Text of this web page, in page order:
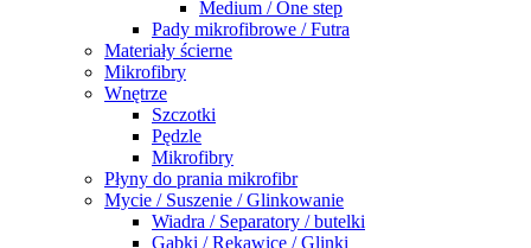
Medium / One step
Pady mikrofibrowe / Futra
Materiały ścierne
Mikrofibry
Wnętrze
Szczotki
Pędzle
Mikrofibry
Płyny do prania mikrofibr
Mycie / Suszenie / Glinkowanie
Wiadra / Separatory / butelki
Gąbki / Rękawice / Glinki